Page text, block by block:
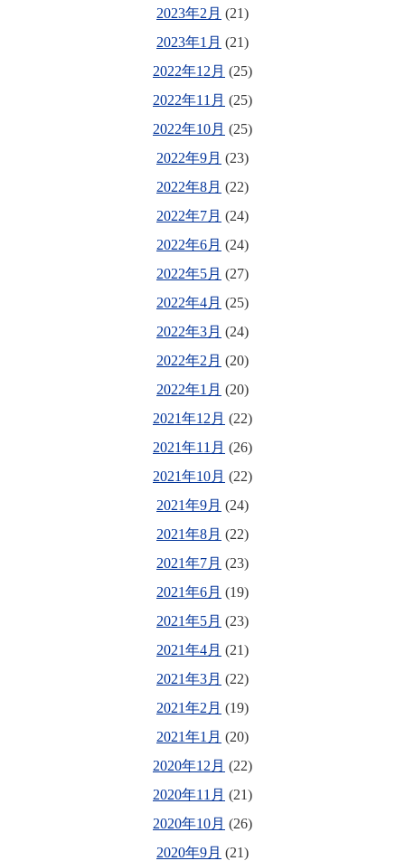
2023年2月 (21)
2023年1月 (21)
2022年12月 (25)
2022年11月 (25)
2022年10月 (25)
2022年9月 (23)
2022年8月 (22)
2022年7月 (24)
2022年6月 (24)
2022年5月 (27)
2022年4月 (25)
2022年3月 (24)
2022年2月 (20)
2022年1月 (20)
2021年12月 (22)
2021年11月 (26)
2021年10月 (22)
2021年9月 (24)
2021年8月 (22)
2021年7月 (23)
2021年6月 (19)
2021年5月 (23)
2021年4月 (21)
2021年3月 (22)
2021年2月 (19)
2021年1月 (20)
2020年12月 (22)
2020年11月 (21)
2020年10月 (26)
2020年9月 (21)